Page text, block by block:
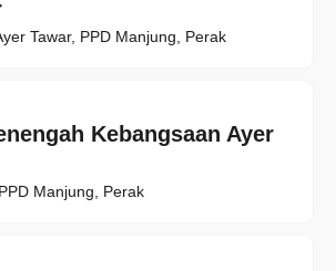
Tawar, PPD Manjung, Perak
Kebangsaan Ayer
Manjung, Perak